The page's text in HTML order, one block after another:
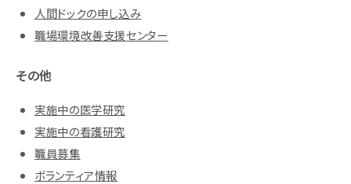
人間ドックの申し込み
職場環境改善支援センター
その他
実施中の医学研究
実施中の看護研究
職員募集
ボランティア情報